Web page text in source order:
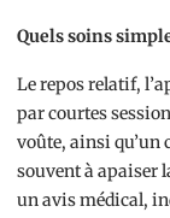
Quels soins
Le repos relatif,
par courtes
voûte, ainsi qu’un
souvent à apaiser
un avis médical,